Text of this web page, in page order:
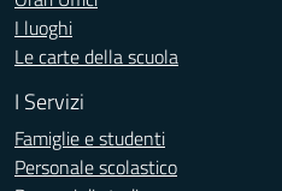
I luoghi
Le carte della scuola
I Servizi
Famiglie e studenti
Personale scolastico